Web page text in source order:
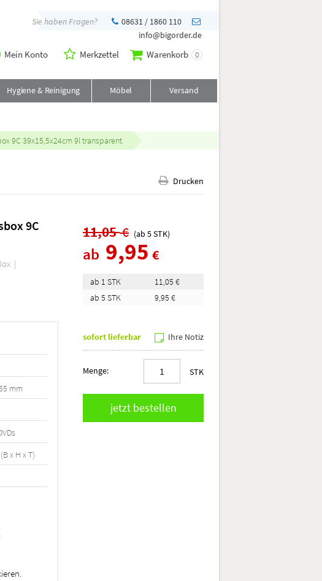
Warenkorb 0
Sie haben Fragen?
08631 / 1860 110
info@bigorder.de
Mein Konto Merkzettel
Hygiene & Reinigung Möbel Versand
9C 39x15,5x24cm 9l transparent
Drucken
11,05€ (ab5STK)
ab 9,95 €
ab 1 STK
11,05 €
ab 5 STK
9,95 €
sofort lieferbar Ihre Notiz
Menge: STK
9C
|
mm
x H x T)